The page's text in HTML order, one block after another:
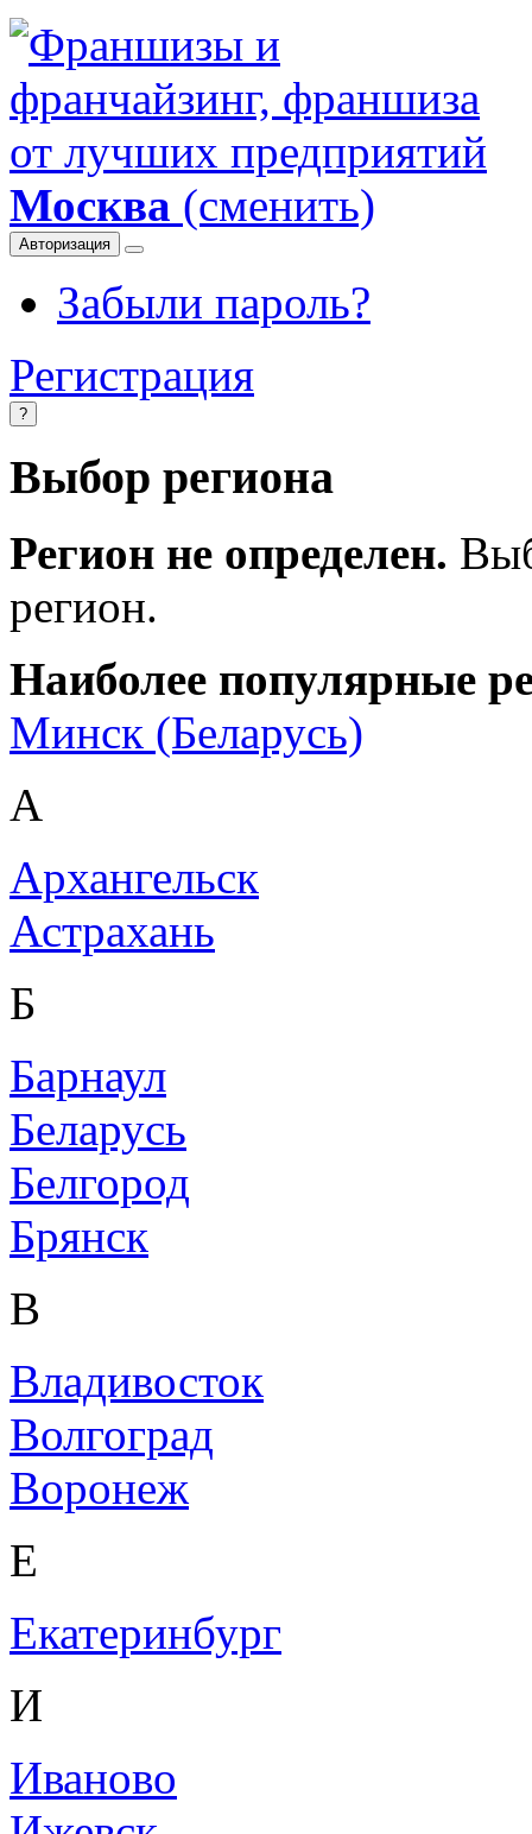
Москва (сменить)
Авторизация
Забыли пароль?
Регистрация
?
Выбор региона
Регион не определен.
регион.
Наиболее популярные
Минск (Беларусь)
А
Архангельск
Астрахань
Б
Барнаул
Беларусь
Белгород
Брянск
В
Владивосток
Волгоград
Воронеж
Е
Екатеринбург
И
Иваново